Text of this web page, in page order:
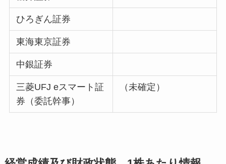
ひろぎん証券
東海東京証券
中銀証券
三菱UFJ eスマート証
券（委託幹事）
（未確定）